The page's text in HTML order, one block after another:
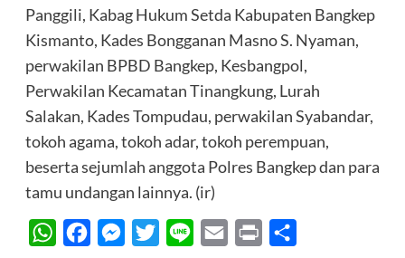
Panggili, Kabag Hukum Setda Kabupaten Bangkep
Kismanto, Kades Bongganan Masno S. Nyaman,
perwakilan BPBD Bangkep, Kesbangpol,
Perwakilan Kecamatan Tinangkung, Lurah
Salakan, Kades Tompudau, perwakilan Syabandar,
tokoh agama, tokoh adar, tokoh perempuan,
beserta sejumlah anggota Polres Bangkep dan para
tamu undangan lainnya. (ir)
WhatsAppFacebookMessenger
Twitter Line Email Print